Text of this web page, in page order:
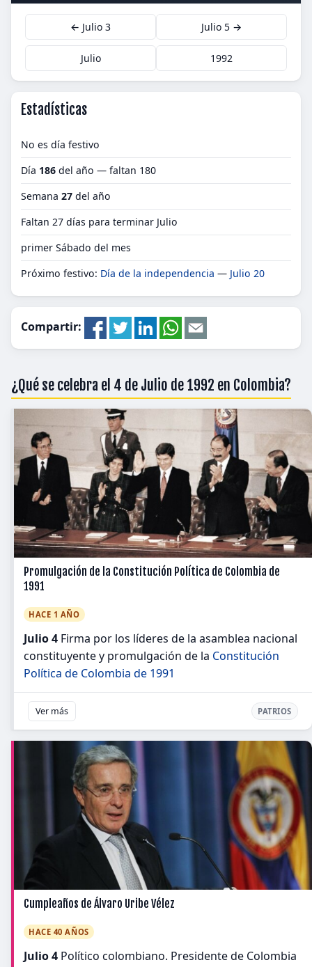
← Julio 3 Julio 5 →
Julio 1992
Estadísticas
No es día festivo
Día 186 del año — faltan 180
Semana 27 del año
Faltan 27 días para terminar Julio
primer Sábado del mes
Próximo festivo: Día de la independencia — Julio 20
Compartir:
¿Qué se celebra el 4 de Julio de 1992 en Colombia?
Promulgación de la Constitución Política de Colombia de
1991
HACE 1 AÑO
Julio 4 Firma por los líderes de la asamblea nacional
constituyente y promulgación de la Constitución
Política de Colombia de 1991
Ver más PATRIOS
Cumpleaños de Álvaro Uribe Vélez
HACE 40 AÑOS
Julio 4 Político colombiano. Presidente de Colombia